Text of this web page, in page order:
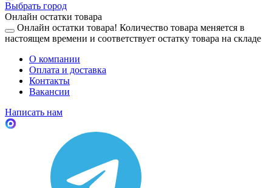
Выбрать город
Онлайн остатки товара
Онлайн остатки товара! Количество товара меняется в
настоящем времени и соответствует остатку товара на складе
О компании
Оплата и доставка
Контакты
Вакансии
Написать нам